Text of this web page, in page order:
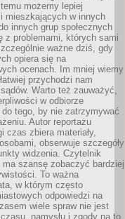
możemy lepiej
mieszkających w innych
innych grup społecznych
z problemami, których sami
ważne dziś, gdy
opiera się na
ocenach. Im mniej wiemy
przychodzi nam
Warto też zauważyć,
w odbiorze
tego, by nie zatrzymywać
Autor reportażu
czas zbiera materiały,
obserwuje szczegóły
widzenia. Czytelnik
szansę zobaczyć bardziej
To ważna
w którym często
odpowiedzi na
wiele spraw nie jest
namysłu i zgody na to,